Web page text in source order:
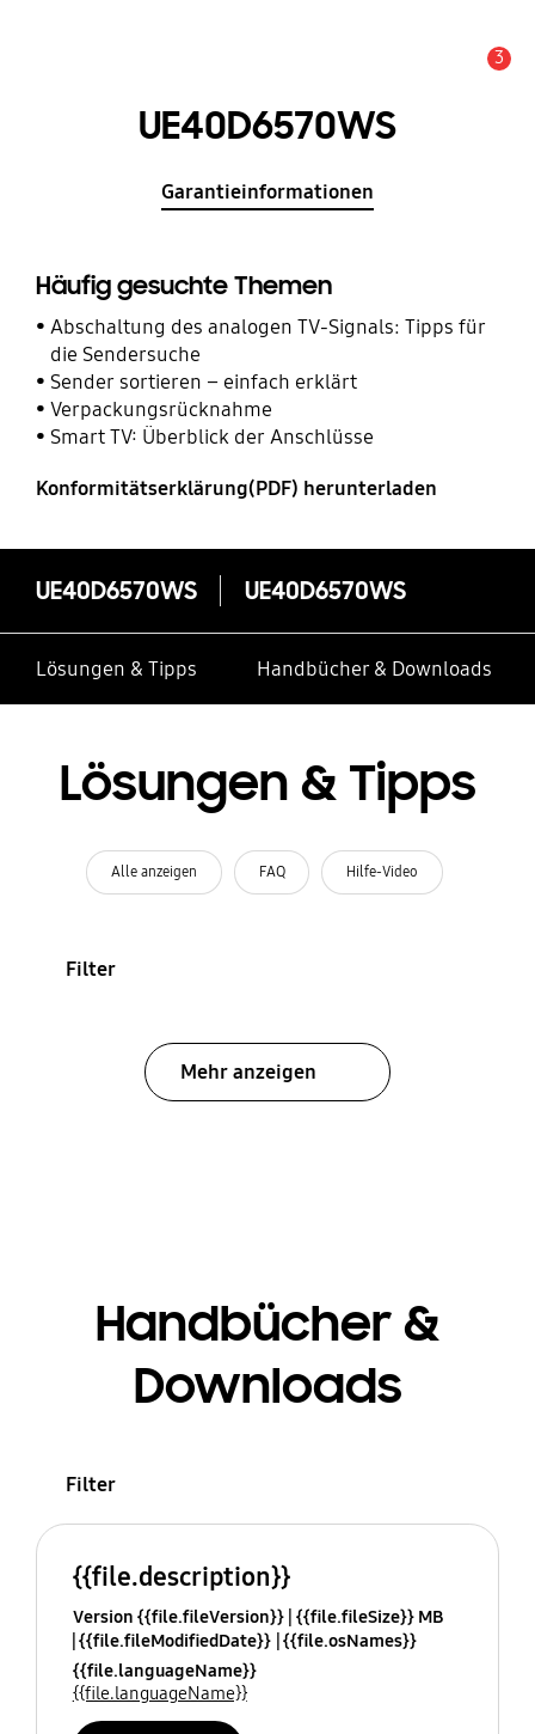
3
UE40D6570WS
Garantieinformationen
Häufig gesuchte Themen
Abschaltung des analogen TV-Signals: Tipps für
die Sendersuche
Sender sortieren – einfach erklärt
Verpackungsrücknahme
Smart TV: Überblick der Anschlüsse
Konformitätserklärung(PDF) herunterladen
UE40D6570WS UE40D6570WS
Lösungen & Tipps Handbücher & Downloads
Lösungen & Tipps
Alle anzeigen FAQ Hilfe-Video
Filter
Mehr anzeigen
Handbücher &
Downloads
Filter
{{file.description}}
Version {{file.fileVersion}} {{file.fileSize}} MB
{{file.fileModifiedDate}} {{file.osNames}}
{{file.languageName}}
{{file.languageName}}